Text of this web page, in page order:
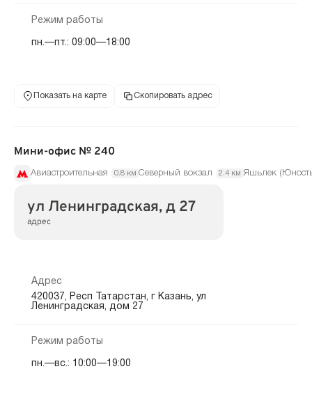
Режим работы
пн.—пт.: 09:00—18:00
Показать на карте Скопировать адрес
Мини-офис № 240
Авиастроительная 0.8 км Северный вокзал 2.4 км Яшьлек
ул Ленинградская, д 27
адрес
Адрес
420037, Респ Татарстан, г Казань, ул
Ленинградская, дом 27
Режим работы
пн.—вс.: 10:00—19:00